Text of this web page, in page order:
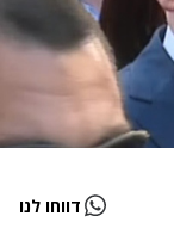
דווחו לנו